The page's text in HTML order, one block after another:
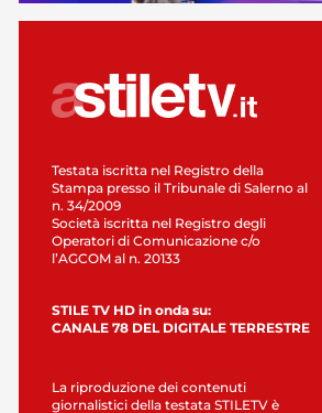
Testata iscritta nel Registro della
Stampa presso il Tribunale di Salerno al
n. 34/2009
Società iscritta nel Registro degli
Operatori di Comunicazione c/o
l’AGCOM al n. 20133
STILE TV HD in onda su:
CANALE 78 DEL DIGITALE TERRESTRE
La riproduzione dei contenuti
giornalistici della testata STILETV è